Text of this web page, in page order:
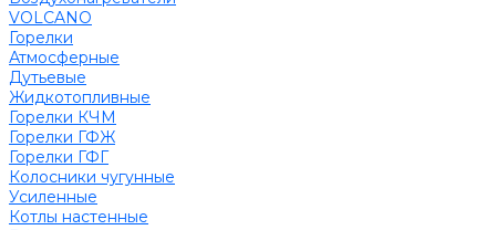
VOLCANO
Горелки
Атмосферные
Дутьевые
Жидкотопливные
Горелки КЧМ
Горелки ГФЖ
Горелки ГФГ
Колосники чугунные
Усиленные
Котлы настенные